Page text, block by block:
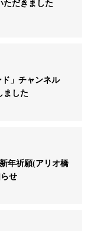
ただきました
ド」チャンネル
ました
年祈願(アリオ橋
せ